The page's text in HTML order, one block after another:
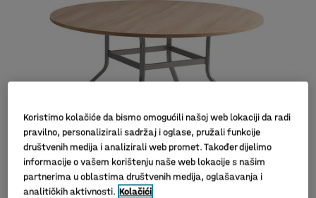
Koristimo kolačiće da bismo omogućili našoj web lokaciji da radi
pravilno, personalizirali sadržaj i oglase, pružali funkcije
društvenih medija i analizirali web promet. Također dijelimo
informacije o vašem korištenju naše web lokacije s našim
partnerima u oblastima društvenih medija, oglašavanja i
analitičkih aktivnosti. Kolačići